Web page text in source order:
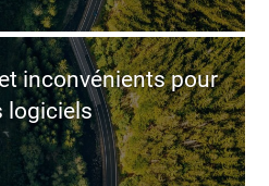
la
qualité
logicielle
QA
manuelle
à
l’ère
de
et
inconvénients pour
logiciels